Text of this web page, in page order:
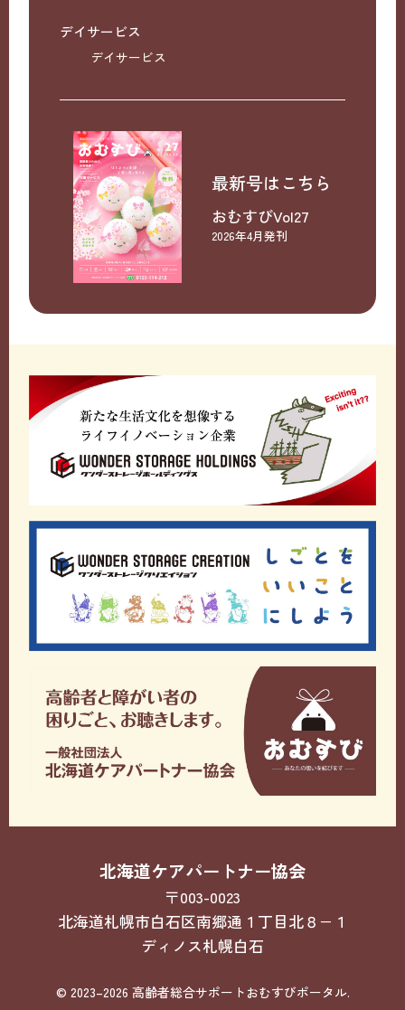
デイサービス
デイサービス
最新号はこちら
おむすびVol27
2026年4月発刊
北海道ケアパートナー協会
〒003-0023
北海道札幌市白石区南郷通１丁目北８−１
ディノス札幌白石
© 2023–2026 高齢者総合サポートおむすびポータル.